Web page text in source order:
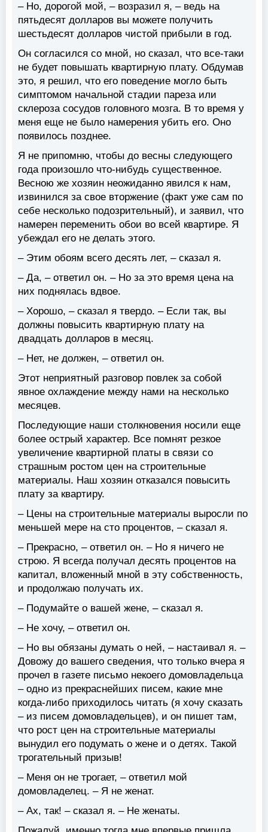
– Но, дорогой мой, – возразил я, – ведь на
пятьдесят долларов вы можете получить
шестьдесят долларов чистой прибыли в год.
Он согласился со мной, но сказал, что все-таки
не будет повышать квартирную плату. Обдумав
это, я решил, что его поведение могло быть
симптомом начальной стадии пареза или
склероза сосудов головного мозга. В то время у
меня еще не было намерения убить его. Оно
появилось позднее.
Я не припомню, чтобы до весны следующего
года произошло что-нибудь существенное.
Весною же хозяин неожиданно явился к нам,
извинился за свое вторжение (факт уже сам по
себе несколько подозрительный), и заявил, что
намерен переменить обои во всей квартире. Я
убеждал его не делать этого.
– Этим обоям всего десять лет, – сказал я.
– Да, – ответил он. – Но за это время цена на
них поднялась вдвое.
– Хорошо, – сказал я твердо. – Если так, вы
должны повысить квартирную плату на
двадцать долларов в месяц.
– Нет, не должен, – ответил он.
Этот неприятный разговор повлек за собой
явное охлаждение между нами на несколько
месяцев.
Последующие наши столкновения носили еще
более острый характер. Все помнят резкое
увеличение квартирной платы в связи со
страшным ростом цен на строительные
материалы. Наш хозяин отказался повысить
плату за квартиру.
– Цены на строительные материалы выросли по
меньшей мере на сто процентов, – сказал я.
– Прекрасно, – ответил он. – Но я ничего не
строю. Я всегда получал десять процентов на
капитал, вложенный мной в эту собственность,
и продолжаю получать их.
– Подумайте о вашей жене, – сказал я.
– Не хочу, – ответил он.
– Но вы обязаны думать о ней, – настаивал я. –
Довожу до вашего сведения, что только вчера я
прочел в газете письмо некоего домовладельца
– одно из прекраснейших писем, какие мне
когда-либо приходилось читать (я хочу сказать
– из писем домовладельцев), и он пишет там,
что рост цен на строительные материалы
вынудил его подумать о жене и о детях. Такой
трогательный призыв!
– Меня он не трогает, – ответил мой
домовладелец. – Я не женат.
– Ах, так! – сказал я. – Не женаты.